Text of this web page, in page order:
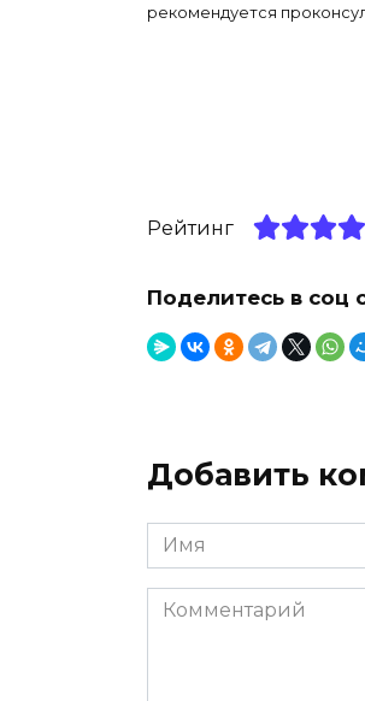
рекомендуется
Рейтинг
Поделитесь в соц
Добавить
Имя
*
Комментарий